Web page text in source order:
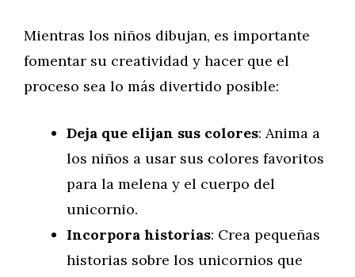
Mientras los niños dibujan, es importante
fomentar su creatividad y hacer que el
proceso sea lo más divertido posible:
Deja que elijan sus colores: Anima a
los niños a usar sus colores favoritos
para la melena y el cuerpo del
unicornio.
Incorpora historias: Crea pequeñas
historias sobre los unicornios que